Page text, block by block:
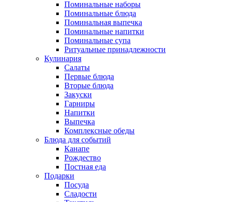
Поминальные наборы
Поминальные блюда
Поминальная выпечка
Поминальные напитки
Поминальные супа
Ритуальные принадлежности
Кулинария
Салаты
Первые блюда
Вторые блюда
Закуски
Гарниры
Напитки
Выпечка
Комплексные обеды
Блюда для событий
Канапе
Рождество
Постная еда
Подарки
Посуда
Сладости